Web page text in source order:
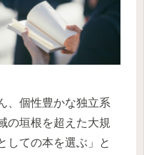
、個性豊かな独立系
の垣根を超えた大規
しての本を選ぶ」と